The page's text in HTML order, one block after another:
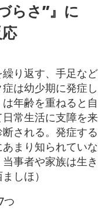
らさ”』に
り返す、手足など
は幼少期に発症し
年齢を重ねると自
常生活に支障を来
される。発症する
まり知られていな
事者や家族は生き
しほ）
つ